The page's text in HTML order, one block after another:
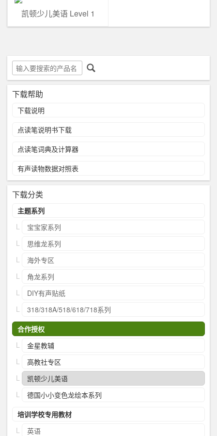
凯顿少儿美语 Level 1
下载帮助
下载说明
点读笔说明书下载
点读笔词典及计算器
有声读物数据对照表
下载分类
主题系列
宝宝家系列
思维龙系列
海外专区
角龙系列
DIY有声贴纸
318/318A/518/618/718系列
合作授权
金星教辅
高教社专区
凯顿少儿美语
德国小小变色龙绘本系列
培训学校专用教材
英语